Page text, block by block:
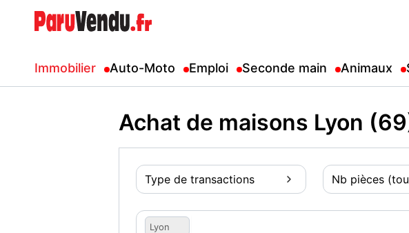
Immobilier Auto-Moto Emploi Seconde main Animaux
Achat de maisons Lyon
Type de transactions Nb pièces
Lyon